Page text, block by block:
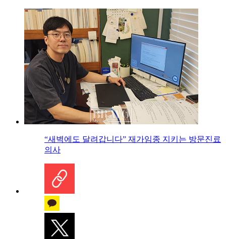
“새벽에도 달려갑니다” 재가임종 지키는 방문진료
의사